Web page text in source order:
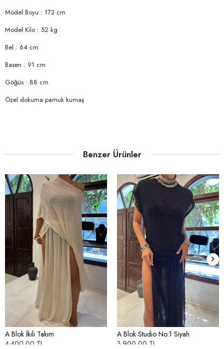
Model Boyu : 173 cm
Model Kilo : 52 kg
Bel : 64 cm
Basen : 91 cm
Göğüs : 88 cm
Özel dokuma pamuk kumaş
Benzer Ürünler
A Blok İkili Takım
4.400,00 TL
A Blok Studio No:1 Siyah
3.900,00 TL